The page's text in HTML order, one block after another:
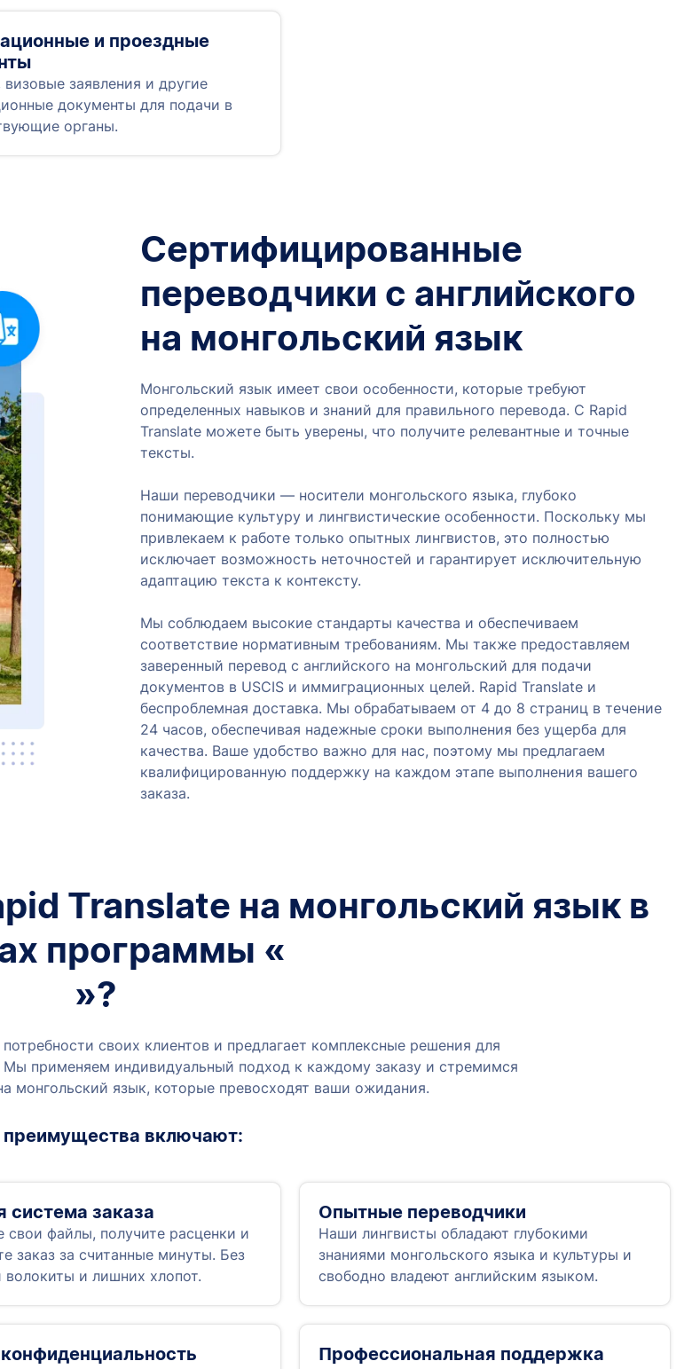
и проездные
визовые заявления и другие
документы для подачи в
органы.
Сертифицированные
переводчики с английского
на монгольский язык
Монгольский язык имеет свои особенности, которые требуют
определенных навыков и знаний для правильного перевода. С Rapid
Translate можете быть уверены, что получите релевантные и точные
тексты.
Наши переводчики — носители монгольского языка, глубоко
понимающие культуру и лингвистические особенности. Поскольку мы
привлекаем к работе только опытных лингвистов, это полностью
исключает возможность неточностей и гарантирует исключительную
адаптацию текста к контексту.
Мы соблюдаем высокие стандарты качества и обеспечиваем
соответствие нормативным требованиям. Мы также предоставляем
заверенный перевод с английского на монгольский для подачи
документов в USCIS и иммиграционных целей. Rapid Translate и
беспроблемная доставка. Мы обрабатываем от 4 до 8 страниц в течение
24 часов, обеспечивая надежные сроки выполнения без ущерба для
качества. Ваше удобство важно для нас, поэтому мы предлагаем
квалифицированную поддержку на каждом этапе выполнения вашего
заказа.
Translate на монгольский язык в
программы «
»?
своих клиентов и предлагает комплексные решения для
Мы применяем индивидуальный подход к каждому заказу и стремимся
монгольский язык, которые превосходят ваши ожидания.
включают:
система заказа
свои файлы, получите расценки и
заказ за считанные минуты. Без
и лишних хлопот.
Опытные переводчики
Наши лингвисты обладают глубокими
знаниями монгольского языка и культуры и
свободно владеют английским языком.
Профессиональная поддержка